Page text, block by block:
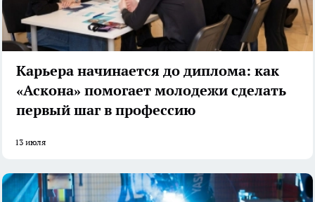
Карьера начинается до диплома: как
«Аскона» помогает молодежи сделать
первый шаг в профессию
13 июля